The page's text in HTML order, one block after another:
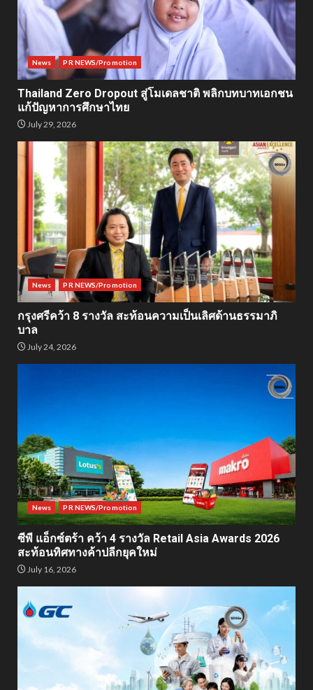
News PR NEWS/Promotion
Thailand Zero Dropout สู่โมเดลชาติ พลิกบทบาทเอกชน
แก้ปัญหาการศึกษาไทย
July 29, 2026
News PR NEWS/Promotion
กรุงศรีคว้า 8 รางวัล สะท้อนความเป็นเลิศด้านธรรมาภิ
บาล
July 24, 2026
News PR NEWS/Promotion
ซีพี แอ็กซ์ตร้า คว้า 4 รางวัล Retail Asia Awards 2026
สะท้อนทิศทางค้าปลีกยุคใหม่
July 16, 2026